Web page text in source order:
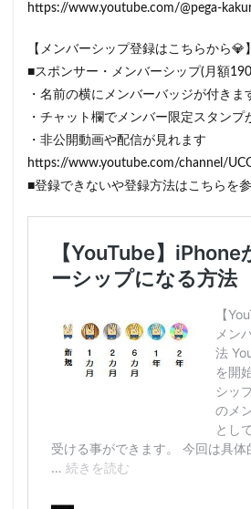
https://www.youtube.com/@pega-
【メンバーシップ登録はこちらから💎】
■スポンサー・メンバーシップ(月額
・名前の横にメンバーバッジが付きま
・チャット欄でメンバー限定スタンプ
・非公開動画や配信が見れます
https://www.youtube.com/channel/
■登録できないや登録方法はこちらを参